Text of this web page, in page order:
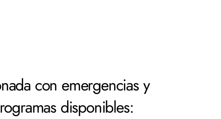
con emergencias y
disponibles: